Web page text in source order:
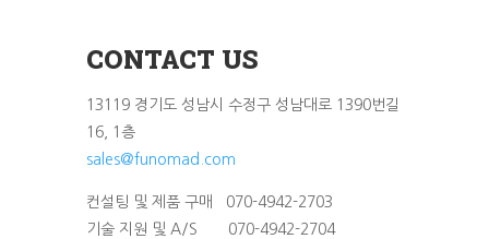
CONTACT US
13119 경기도 성남시 수정구 성남대로 1390번길
16, 1층
sales@funomad.com
컨설팅 및 제품 구매 070-4942-2703
기술 지원 및 A/S 070-4942-2704